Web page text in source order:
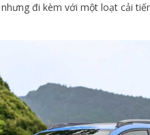
đi kèm với một loạt cải